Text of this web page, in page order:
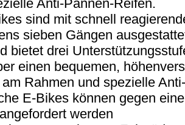
Anti-Pannen-Reifen.
sind mit schnell
sieben Gängen
bietet drei
einen bequemen,
Rahmen und spezielle
E-Bikes können gegen
werden